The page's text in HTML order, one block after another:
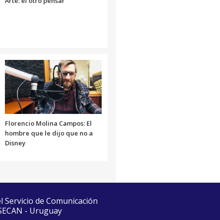
Florencio Molina Campos: El
hombre que le dijo que no a
Disney
de Comunicación
- Uruguay